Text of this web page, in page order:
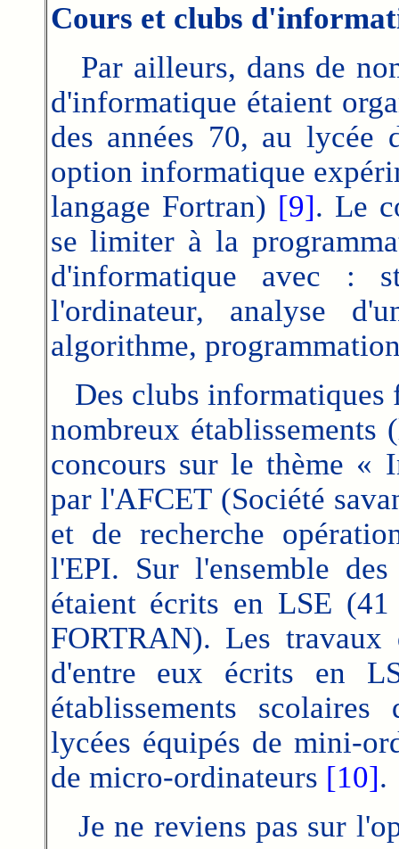
Cours et clubs
Par ailleurs, dans de
d'informatique étaient
des années 70, au
option informatique
langage Fortran) [9]. Le
se limiter à la
d'informatique avec :
l'ordinateur, analyse
algorithme,
Des clubs informatiques
nombreux établissements
concours sur le thème «
par l'AFCET (Société
et de recherche
l'EPI. Sur l'ensemble
étaient écrits en LSE
FORTRAN). Les travaux
d'entre eux écrits en
établissements
lycées équipés de mini-
de micro-ordinateurs [10].
Je ne reviens pas sur